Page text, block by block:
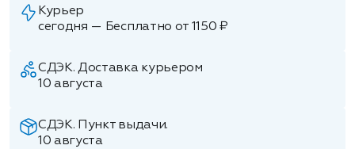
Курьер
сегодня — Бесплатно от 1150 ₽
СДЭК. Доставка курьером
10 августа
СДЭК. Пункт выдачи.
10 августа